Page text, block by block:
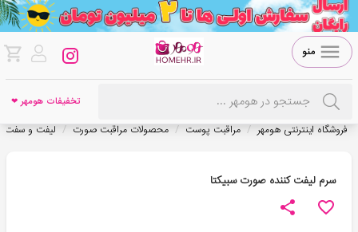
منو
تخفیفات هومهر ❤
فروشگاه اینترنتی هومهر / مراقبت پوست / محصولات مراقبت صورت / لیفت و سفت
سرم لیفت کننده صورت سبیکتا